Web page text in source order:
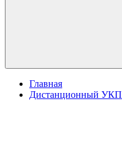
Главная
Дистанционный УКП